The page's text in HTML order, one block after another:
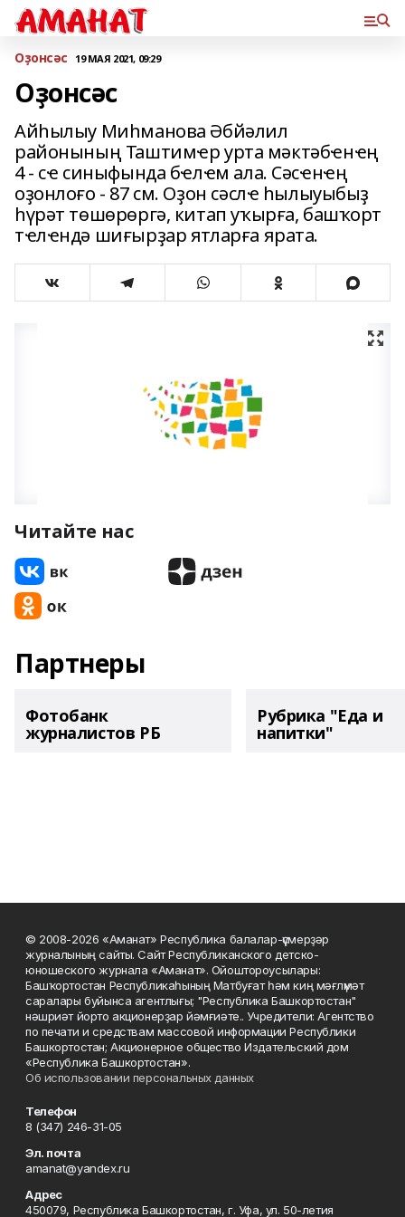
Оҙонсәс 19 МАЯ 2021, 09:29
Оҙонсәс
Айһылыу Миһманова Әбйәлил
районының Таштимҽр урта мәктәбҽнҽң
4 - сҽ синыфында бҽлҽм ала. Сәсҽнҽң
оҙонлоғо - 87 см. Оҙон сәслҽ һылыуыбыҙ
һүрәт төшөрөргә, китап уҡырға, башҡорт
тҽлҽндә шиғырҙар ятларға ярата.
Читайте нас
Партнеры
Фотобанк
журналистов РБ
Рубрика "Еда и
напитки"
© 2008-2026 «Аманат» Республика балалар-үҫмерҙәр
журналының сайты. Сайт Республиканского детско-
юношеского журнала «Аманат». Ойоштороусылары:
Башҡортостан Республикаһының Матбуғат һәм киң мәғлүмәт
саралары буйынса агентлығы; "Республика Башкортостан"
нәшриәт йорто акционерҙар йәмғиәте.. Учредители: Агентство
по печати и средствам массовой информации Республики
Башкортостан; Акционерное общество Издательский дом
«Республика Башкортостан».
Об использовании персональных данных
Телефон
8 (347) 246-31-05
Эл. почта
amanat@yandex.ru
Адрес
450079, Республика Башкортостан, г. Уфа, ул. 50-летия